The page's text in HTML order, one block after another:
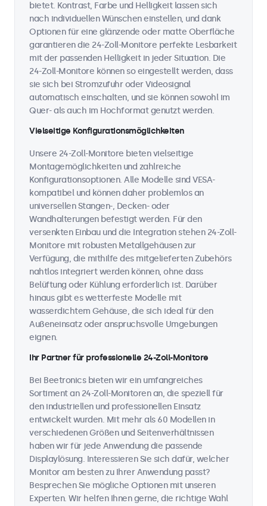
bietet. Kontrast, Farbe und Helligkeit lassen sich
nach individuellen Wünschen einstellen, und dank
Optionen für eine glänzende oder matte Oberfläche
garantieren die 24-Zoll-Monitore perfekte Lesbarkeit
mit der passenden Helligkeit in jeder Situation. Die
24-Zoll-Monitore können so eingestellt werden, dass
sie sich bei Stromzufuhr oder Videosignal
automatisch einschalten, und sie können sowohl im
Quer- als auch im Hochformat genutzt werden.
Vielseitige Konfigurationsmöglichkeiten
Unsere 24-Zoll-Monitore bieten vielseitige
Montagemöglichkeiten und zahlreiche
Konfigurationsoptionen. Alle Modelle sind VESA-
kompatibel und können daher problemlos an
universellen Stangen-, Decken- oder
Wandhalterungen befestigt werden. Für den
versenkten Einbau und die Integration stehen 24-Zoll-
Monitore mit robusten Metallgehäusen zur
Verfügung, die mithilfe des mitgelieferten Zubehörs
nahtlos integriert werden können, ohne dass
Belüftung oder Kühlung erforderlich ist. Darüber
hinaus gibt es wetterfeste Modelle mit
wasserdichtem Gehäuse, die sich ideal für den
Außeneinsatz oder anspruchsvolle Umgebungen
eignen.
Ihr Partner für professionelle 24-Zoll-Monitore
Bei Beetronics bieten wir ein umfangreiches
Sortiment an 24-Zoll-Monitoren an, die speziell für
den industriellen und professionellen Einsatz
entwickelt wurden. Mit mehr als 60 Modellen in
verschiedenen Größen und Seitenverhältnissen
haben wir für jede Anwendung die passende
Displaylösung. Interessieren Sie sich dafür, welcher
Monitor am besten zu Ihrer Anwendung passt?
Besprechen Sie mögliche Optionen mit unseren
Experten. Wir helfen Ihnen gerne, die richtige Wahl